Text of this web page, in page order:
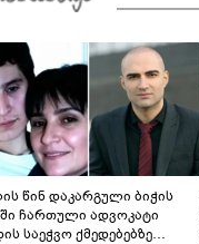
წინ დაკარგული ბიჭის
ჩართული ადვოკატი
საეჭვო ქმედებებზე